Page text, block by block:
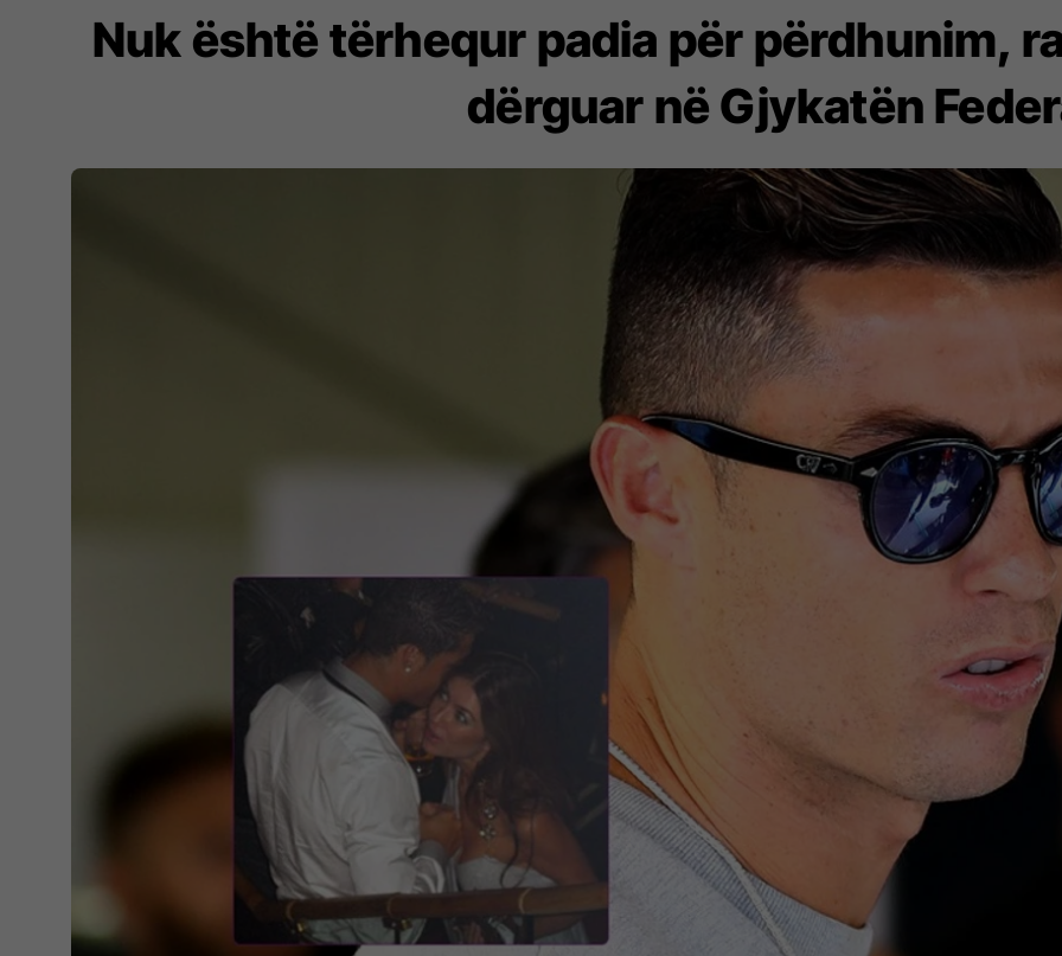
Nuk është tërhequr padia për përdhunim,
dërguar në Gjykatën